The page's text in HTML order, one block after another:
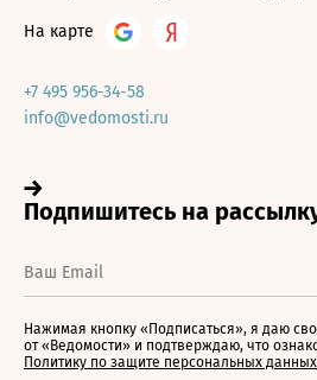
На карте
+7 495 956-34-58
info@vedomosti.ru
Нажимая кнопку «Подписаться», я даю
от «Ведомости» и подтверждаю, что
Политику по защите персональных данных